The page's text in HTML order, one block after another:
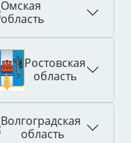
Омская
область
Ростовская
область
Волгоградская
область